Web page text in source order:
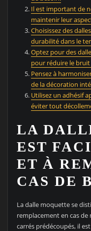
Il est important de
maintenir leur
Choisissez des
durabilité dans le
Optez pour des
pour réduire le bruit
Pensez à
de la décoration
Utilisez un adhésif
éviter tout
LA
EST
ET À
CAS DE
La dalle moquette se
remplacement en cas de
carrés prédécoupés, il